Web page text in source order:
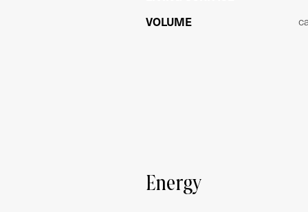
ERFPACHT
Het appartement is gelegen op
t/m 15-07-2064. Na deze datum is
- Luxe keuken
- Inbouwspots
VOLUME
Energy